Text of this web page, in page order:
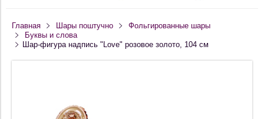
Главная Шары поштучно
Фольгированные шары
Буквы и слова
Шар-фигура надпись "Love" розовое золото, 104 см